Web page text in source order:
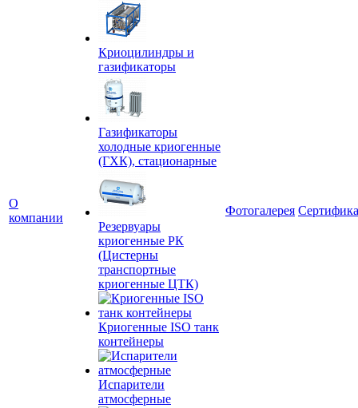
О
компании
Криоцилиндры и
газификаторы
Газификаторы
холодные криогенные
(ГХК), стационарные
Резервуары
криогенные РК
(Цистерны
транспортные
криогенные ЦТК)
Криогенные ISO танк
контейнеры
Испарители
атмосферные
Фотогалерея